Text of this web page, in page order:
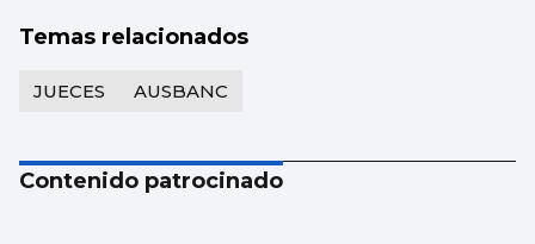
Temas relacionados
JUECES AUSBANC
Contenido patrocinado